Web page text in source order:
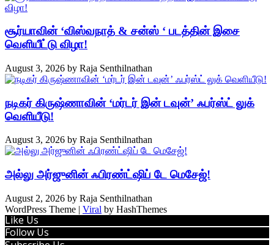
சூர்யாவின் ‘விஸ்வநாத் & சன்ஸ் ‘ படத்தின் இசை
வெளியீட்டு விழா!
August 3, 2026 by Raja Senthilnathan
நடிகர் கிருஷ்ணாவின் ‘மர்டர் இன் டவுன்’ ஃபர்ஸ்ட் லுக்
வெளியீடு!
August 3, 2026 by Raja Senthilnathan
அல்லு அர்ஜுனின் ஃபிரண்ட்ஷிப் டே மெசேஜ்!
August 2, 2026 by Raja Senthilnathan
WordPress Theme | Viral by HashThemes
Like Us
Follow Us